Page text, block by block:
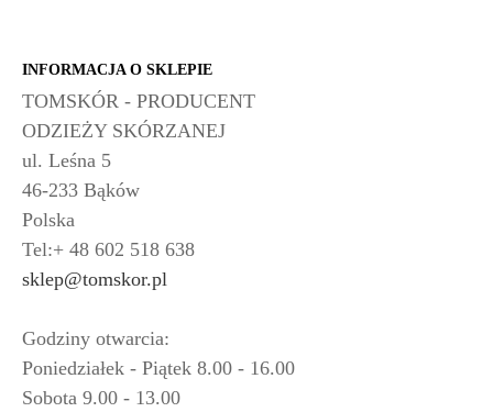
INFORMACJA O SKLEPIE
TOMSKÓR - PRODUCENT
ODZIEŻY SKÓRZANEJ
ul. Leśna 5
46-233 Bąków
Polska
Tel:+ 48 602 518 638
sklep@tomskor.pl
Godziny otwarcia:
Poniedziałek - Piątek 8.00 - 16.00
Sobota 9.00 - 13.00